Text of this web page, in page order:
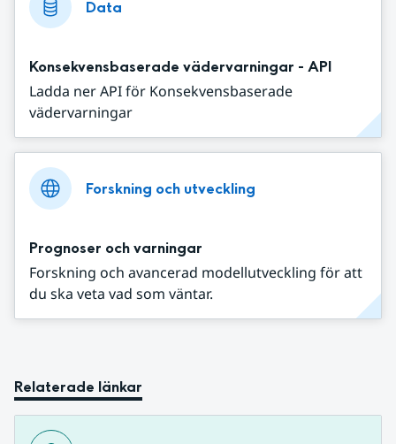
Data
Konsekvensbaserade vädervarningar - API
Ladda ner API för Konsekvensbaserade
vädervarningar
Forskning och utveckling
Prognoser och varningar
Forskning och avancerad modellutveckling för att
du ska veta vad som väntar.
Relaterade länkar